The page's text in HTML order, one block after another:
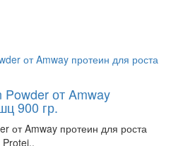
от Amway
900 гр.
от Amway протеин для роста